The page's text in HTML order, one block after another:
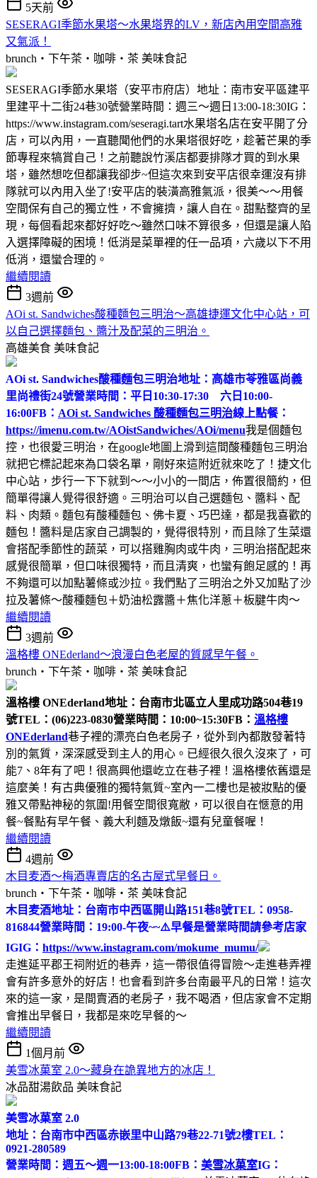
5天前
SESERAGI季節水果塔～水果塔界的LV，新店內用空間高雅
又氣派！
brunch‧下午茶‧咖啡‧茶 美味食記
SESERAGI季節水果塔（安平市府店）地址：南市安平區建平
里建平十二街24巷30號營業時間：週三～週日13:00-18:30IG：
https://www.instagram.com/seseragi.tart水果塔名店在安平開了分
店，可以內用，一直聽聞他們的水果塔很好吃，趁著芒果的季
節專程來犒賞自己！之前聽說竹溪店都要排隊才買的到水果
塔，雖然想吃但都讓我卻步~但這次來到安平店很幸運沒有排
隊就可以內用入坐了!安平店的裝潢高雅氣派，很美～～用餐
空間保有自己的獨立性，不會擁擠，讓人自在。甜點整齊的呈
現，每個看起來都好好吃～雖然口味不算很多，但還是讓人陷
入選擇障礙的困境！低消是菜單裡的任一品項，六歲以下不用
低消，還蠻合理的。
繼續閱讀
3週前
AOi st. Sandwiches酸種麵包三明治～高雄捷運文化中心站，可
以自己選擇麵包、醬汁及配菜的三明治。
高雄美食 美味食記
AOi st. Sandwiches酸種麵包三明治地址：高雄市苓雅區尚義
里尚禮街24號營業時間：平日10:30-17:30 六日10:00-
16:00FB： AOi st. Sandwiches 酸種麵包三明治線上點餐：
https://imenu.com.tw/AOistSandwiches/AOi/menu我是個麵包
控，也很愛三明治，在google地圖上滑到這間酸種麵包三明治
就把它標記起來為口袋名單，剛好來這附近就來吃了！捷文化
中心站，步行一下下就到～～小小的一間店，佈置很簡約，但
簡單得讓人覺得很舒適。三明治可以自己選麵包、醬料、配
料、肉類。麵包有酸種麵包、佛卡夏、巧巴達，都是我喜歡的
麵包！醬料是店家自己調製的，覺得很特別，而且除了生菜還
會搭配季節性的蔬菜，可以搭雞胸肉或牛肉，三明治搭配起來
感覺很簡單，但口味很獨特，而且清爽，也蠻有飽足感的！再
不夠還可以加點薯條或沙拉。我們點了三明治之外又加點了沙
拉及薯條～酸種麵包＋奶油松露醬＋焦化洋蔥＋板腱牛肉～
繼續閱讀
3週前
溫格樓 ONEderland～浪漫白色老屋的質感早午餐。
brunch‧下午茶‧咖啡‧茶 美味食記
溫格樓 ONEderland地址：台南市北區立人里成功路504巷19
號TEL：(06)223-0830營業時間：10:00~15:30FB： 溫格樓
ONEderland巷子裡的漂亮白色老房子，從外到內都散發著特
別的氣質，深深感受到主人的用心。已經很久很久沒來了，可
能7、8年有了吧！很高興他還屹立在巷子裡！溫格樓依舊還是
這麼美！有古典優雅的獨特氣質~室內一二樓也是被妝點的優
雅又帶點神秘的氛圍!用餐空間很寬敝，可以很自在愜意的用
餐~餐點有早午餐、義大利麵及燉飯~還有兒童餐喔！
繼續閱讀
4週前
木目麦酒～梅酒專賣店的名古屋式早餐日。
brunch‧下午茶‧咖啡‧茶 美味食記
木目麦酒地址：台南市中西區開山路151巷8號TEL：0958-
816844營業時間：19:00-午夜~~⚠️早餐是營業時間請參考店家
IGIG： https://www.instagram.com/mokume_mumu/
走進延平郡王祠附近的巷弄，這一帶很值得冒險～走進巷弄裡
會有許多意外的好店！也會看到許多台南最平凡的日常！這次
來的這一家，是間賣酒的老房子，我不喝酒，但店家會不定期
會推出早餐日，我都是來吃早餐的～
繼續閱讀
1個月前
美雪冰菓室 2.0～藏身在詭異地方的冰店！
冰品甜湯飲品 美味食記
美雪冰菓室 2.0
地址：台南市中西區赤嵌里中山路79巷22-71號2樓TEL：
0921-280589
營業時間：週五～週一13:00-18:00FB： 美雪冰菓室IG：